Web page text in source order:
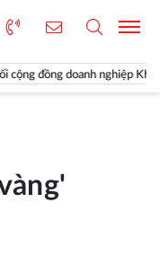
doanh nghiệp Khoa học